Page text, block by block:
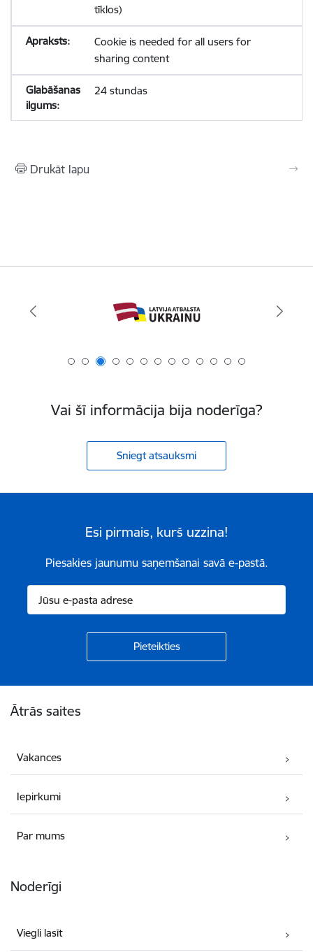
tīklos)
Cookie is needed for all users for
sharing content
24 stundas
Drukāt lapu
Vai šī informācija bija noderīga?
Sniegt atsauksmi
Esi pirmais, kurš uzzina!
Piesakies jaunumu saņemšanai savā e-pastā.
Ātrās saites
Vakances
Iepirkumi
Par mums
Noderīgi
Viegli lasīt